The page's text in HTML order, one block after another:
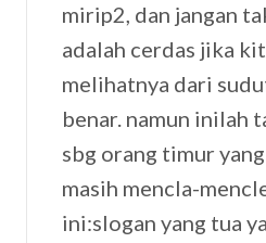
mirip2, dan jangan
adalah cerdas jika
melihatnya dari
benar. namun inilah
sbg orang timur
masih mencla-
ini:slogan yang tua